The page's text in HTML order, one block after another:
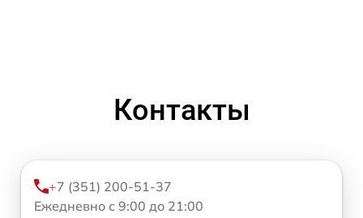
Контакты
+7 (351) 200-51-37
Ежедневно с 9:00 до 21:00